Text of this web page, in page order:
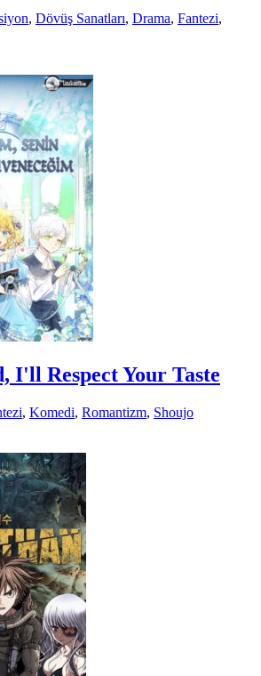
, Dövüş Sanatları, Drama, Fantezi,
I'll Respect Your Taste
, Komedi, Romantizm, Shoujo